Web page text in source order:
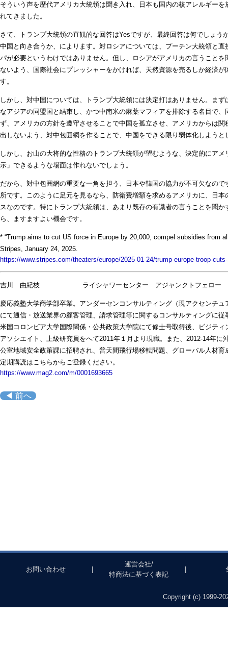
そういう声を歴代アメリカ大統領は聞き入れ、日本も国内の核アレルギー
れてきました。
さて、トランプ大統領の直観的な回答はYesですが、最終回答は何でしょう
中国と向き合うか、によります。対ロシアについては、プーチン大統領と
パが必要というわけではありません。但し、ロシアがアメリカの言うこと
ないよう、国際社会にプレッシャーをかければ、天然資源を売るしか経済
す。
しかし、対中国については、トランプ大統領には決定打はありません。ま
なアジアの同盟国と結束し、かつ中南米の麻薬マフィアを排除する名目で
ず、アメリカの方針を遵守させることで中国を孤立させ、アメリカからは
出しないよう、対中包囲網を作ることで、中国をできる限り弱体化しようと
しかし、お山の大将的な性格のトランプ大統領が望むような、決定的にア
示」できるような場面は作れないでしょう。
だから、対中包囲網の重要な一角を担う、日本や韓国の協力が不可欠なの
所です。このように足元を見るなら、防衛費増額を求めるアメリカに、日
スなのです。特にトランプ大統領は、あまり既存の有識者の言うことを聞
ら、ますますよい機会です。
* “Trump aims to cut US force in Europe by 20,000, compel subsidies from
Stripes, January 24, 2025.
https://www.stripes.com/theaters/europe/2025-01-24/trump-europe-troop-
吉川 由紀枝 ライシャワーセンター アジャンクトフェロー
慶応義塾大学商学部卒業。アンダーセンコンサルティング（現アクセンチュ
にて通信・放送業界の顧客管理、請求管理等に関するコンサルティングに従
米国コロンビア大学国際関係・公共政策大学院にて修士号取得後、ビジティ
アソシエイト、上級研究員をへて2011年１月より現職。また、2012-14年に
公室地域安全政策課に招聘され、普天間飛行場移転問題、グローバル人材育
定期購読はこちらからご登録ください。
https://www.mag2.com/m/0001693665
◀ 前へ
お問い合わせ
運営会社/
特商法に基づく表記
Copyright (c) 1999-